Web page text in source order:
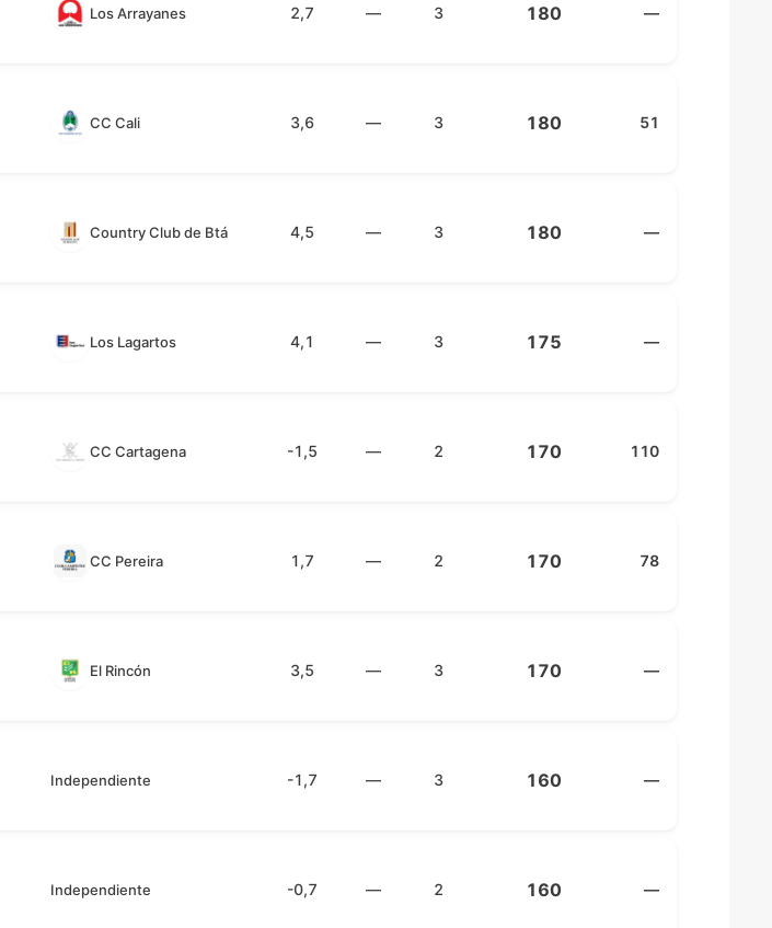
Los Arrayanes 2,7 — 3 180 —
CC Cali 3,6 — 3 180 51
Country Club de Btá 4,5 — 3 180 —
Los Lagartos 4,1 — 3 175 —
CC Cartagena -1,5 — 2 170 110
CC Pereira 1,7 — 2 170 78
El Rincón 3,5 — 3 170 —
Independiente -1,7 — 3 160 —
Independiente -0,7 — 2 160 —